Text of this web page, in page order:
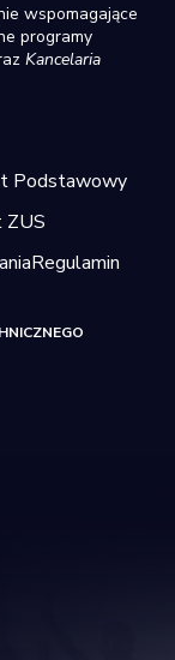
wspomagające
programy
Kancelaria
Podstawowy
ZUS
Regulamin